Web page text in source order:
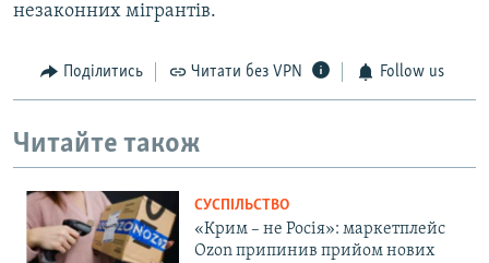
незаконних мігрантів.
Поділитись Читати без VPN Follow us
Читайте також
СУСПІЛЬСТВО
«Крим – не Росія»: маркетплейс
Ozon припинив прийом нових